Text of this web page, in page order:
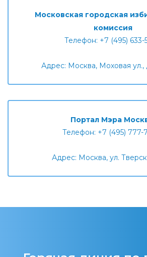
Московская городская
комиссия
Телефон: +7 (495) 633-
Адрес: Москва, Моховая ул.,
Портал Мэра
Телефон: +7 (495) 777-
Адрес: Москва, ул.